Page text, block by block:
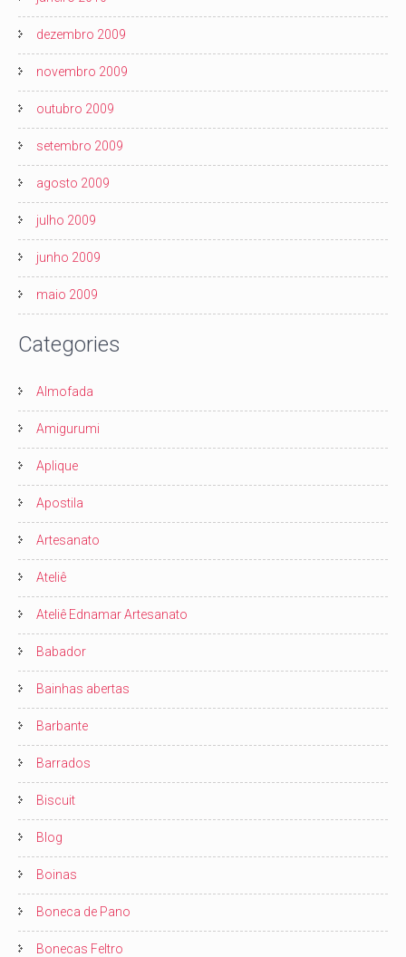
dezembro 2009
novembro 2009
outubro 2009
setembro 2009
agosto 2009
julho 2009
junho 2009
maio 2009
Categories
Almofada
Amigurumi
Aplique
Apostila
Artesanato
Ateliê
Ateliê Ednamar Artesanato
Babador
Bainhas abertas
Barbante
Barrados
Biscuit
Blog
Boinas
Boneca de Pano
Bonecas Feltro